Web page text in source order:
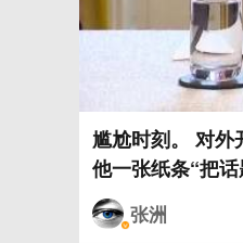
尴尬时刻。 对外
他一张纸条“把
给他念出来了:‘
嘿’。卢比奥老
张洲